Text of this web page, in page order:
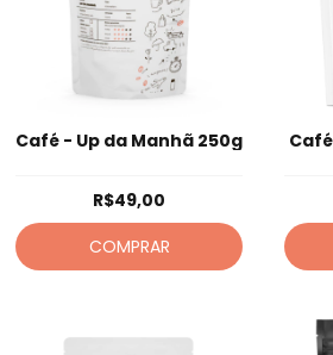
Café - Up da Manhã 250g
R$49,00
COMPRAR